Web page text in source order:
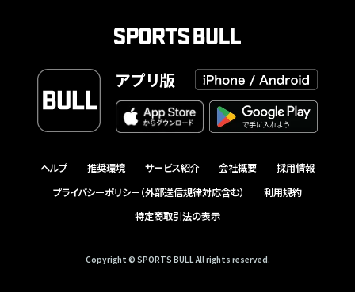
アプリ版
ヘルプ 推奨環境 サービス紹介 会社概要
採用情報
プライバシーポリシー（外部送信規律対応含む）
利用規約
特定商取引法の表示
Copyright © SPORTS BULL All rights reserved.